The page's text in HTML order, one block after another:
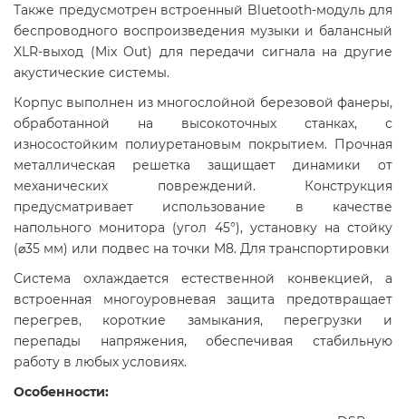
Также предусмотрен встроенный Bluetooth-модуль для
беспроводного воспроизведения музыки и балансный
XLR-выход (Mix Out) для передачи сигнала на другие
акустические системы.
Корпус выполнен из многослойной березовой фанеры,
обработанной на высокоточных станках, с
износостойким полиуретановым покрытием. Прочная
металлическая решетка защищает динамики от
механических повреждений. Конструкция
предусматривает использование в качестве
напольного монитора (угол 45°), установку на стойку
(⌀35 мм) или подвес на точки M8. Для транспортировки
Система охлаждается естественной конвекцией, а
встроенная многоуровневая защита предотвращает
перегрев, короткие замыкания, перегрузки и
перепады напряжения, обеспечивая стабильную
работу в любых условиях.
Особенности: